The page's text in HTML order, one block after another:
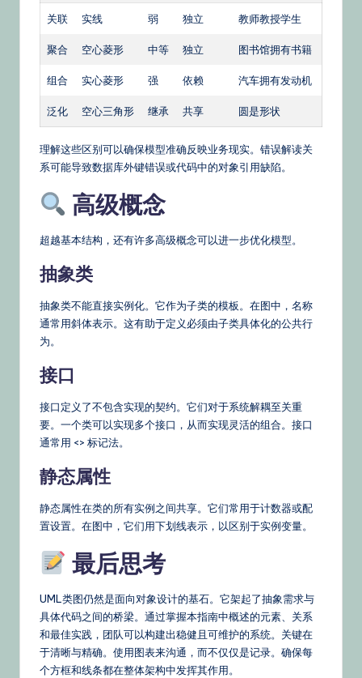
关联 实线 弱 独立 教师教授学生
聚合 空心菱形 中等 独立 图书馆拥有书籍
组合 实心菱形 强 依赖 汽车拥有发动机
泛化 空心三角形 继承 共享 圆是形状
理解这些区别可以确保模型准确反映业务现实。错误解读关
系可能导致数据库外键错误或代码中的对象引用缺陷。
高级概念
超越基本结构，还有许多高级概念可以进一步优化模型。
抽象类
抽象类不能直接实例化。它作为子类的模板。在图中，名称
通常用斜体表示。这有助于定义必须由子类具体化的公共行
为。
接口
接口定义了不包含实现的契约。它们对于系统解耦至关重
要。一个类可以实现多个接口，从而实现灵活的组合。接口
通常用 <> 标记法。
静态属性
静态属性在类的所有实例之间共享。它们常用于计数器或配
置设置。在图中，它们用下划线表示，以区别于实例变量。
最后思考
UML类图仍然是面向对象设计的基石。它架起了抽象需求与
具体代码之间的桥梁。通过掌握本指南中概述的元素、关系
和最佳实践，团队可以构建出稳健且可维护的系统。关键在
于清晰与精确。使用图表来沟通，而不仅仅是记录。确保每
个方框和线条都在整体架构中发挥其作用。